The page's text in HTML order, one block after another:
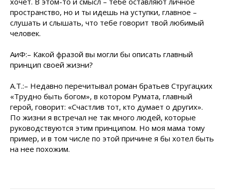
пространство, но и ты идешь на уступки, главное –
слушать и слышать, что тебе говорит твой любимый
человек.
АиФ:– Какой фразой вы могли бы описать главный
принцип своей жизни?
А.Т.:– Недавно перечитывал роман братьев Стругацких
«Трудно быть богом», в котором Румата, главный
герой, говорит: «Счастлив тот, кто думает о других».
По жизни я встречал не так много людей, которые
руководствуются этим принципом. Но моя мама тому
пример, и в том числе по этой причине я бы хотел быть
на нее похожим.